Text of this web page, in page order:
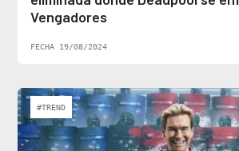
Vengadores
FECHA 19/08/2024
#TREND